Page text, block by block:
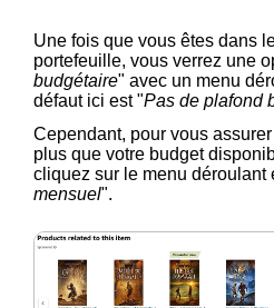
Une fois que vous êtes dans
portefeuille, vous verrez une
budgétaire" avec un menu
défaut ici est "Pas de plafond
Cependant, pour vous
plus que votre budget
cliquez sur le menu déroulant
mensuel".